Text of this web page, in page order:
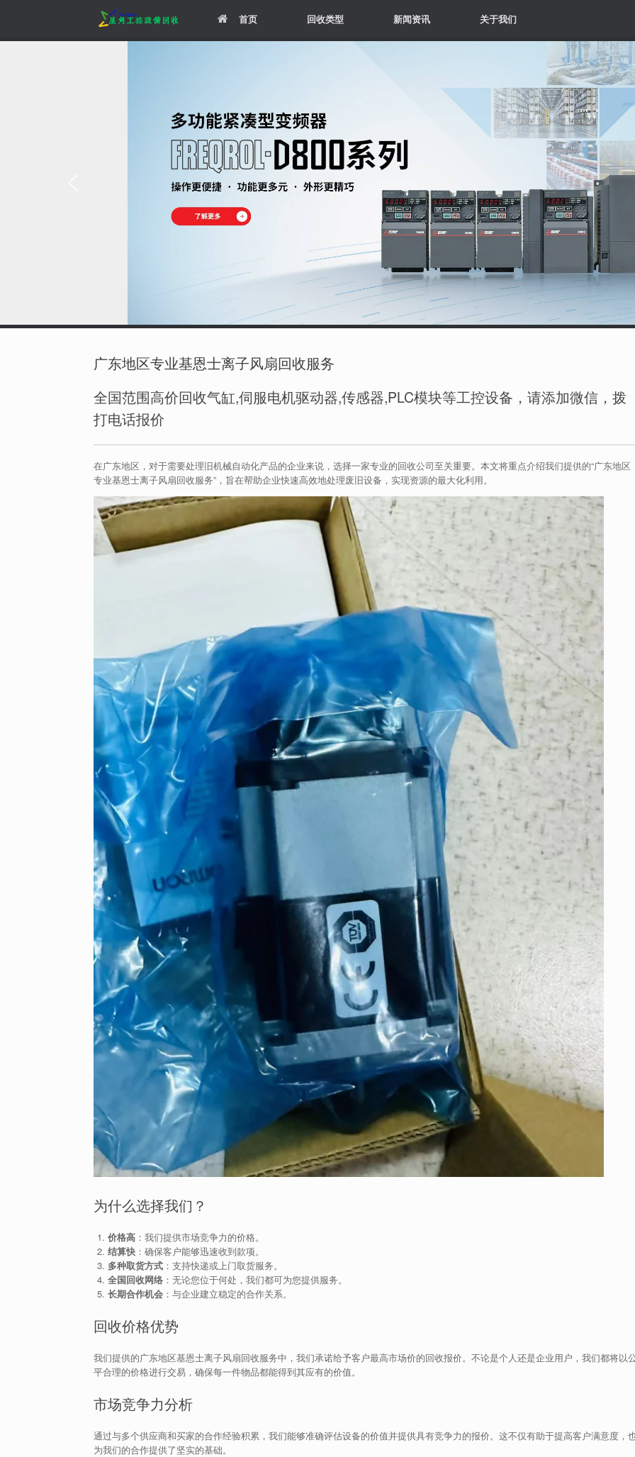
首页 回收类型 新闻资讯 关于我们
广东地区专业基恩士离子风扇回收服务
全国范围高价回收气缸,伺服电机驱动器,传感器,PLC模块等工控设备，请添加微信，拨
打电话报价
在广东地区，对于需要处理旧机械自动化产品的企业来说，选择一家专业的回收公司至关重要。本文将重点介绍我们提供的“广东地区
专业基恩士离子风扇回收服务”，旨在帮助企业快速高效地处理废旧设备，实现资源的最大化利用。
为什么选择我们？
价格高：我们提供市场竞争力的价格。
结算快：确保客户能够迅速收到款项。
多种取货方式：支持快递或上门取货服务。
全国回收网络：无论您位于何处，我们都可为您提供服务。
长期合作机会：与企业建立稳定的合作关系。
回收价格优势
我们提供的广东地区基恩士离子风扇回收服务中，我们承诺给予客户最高市场价的回收报价。不论是个人还是企业用户，我们都将以
平合理的价格进行交易，确保每一件物品都能得到其应有的价值。
市场竞争力分析
通过与多个供应商和买家的合作经验积累，我们能够准确评估设备的价值并提供具有竞争力的报价。这不仅有助于提高客户满意度，
为我们的合作提供了坚实的基础。